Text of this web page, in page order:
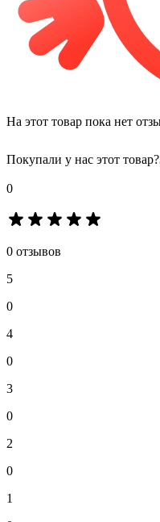
На этот товар пока нет
Покупали у нас этот товар?
0
0 отзывов
5
0
4
0
3
0
2
0
1